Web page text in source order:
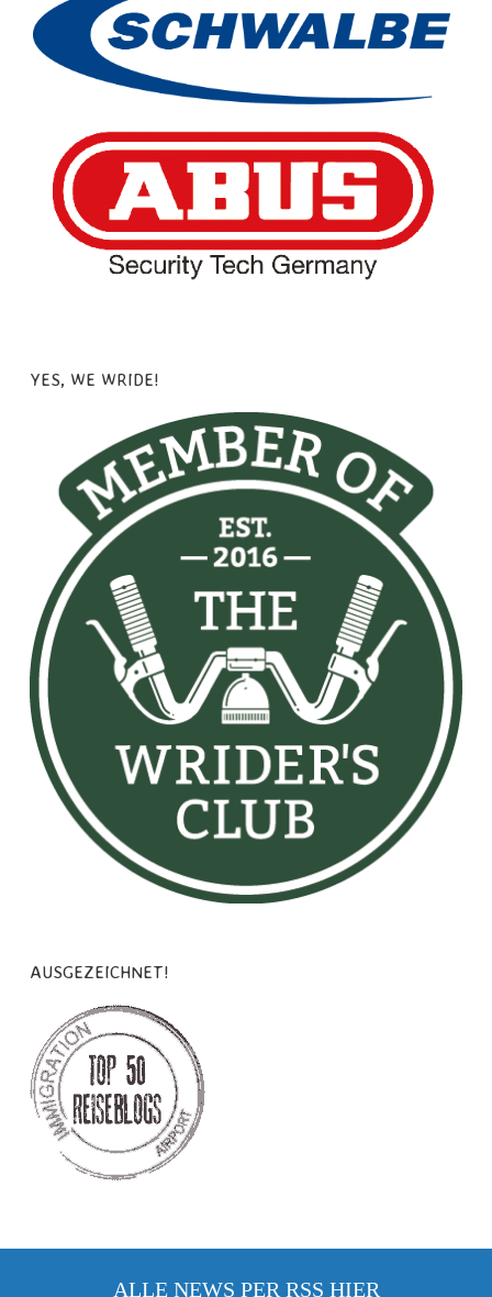
YES, WE WRIDE!
AUSGEZEICHNET!
ALLE NEWS PER RSS HIER